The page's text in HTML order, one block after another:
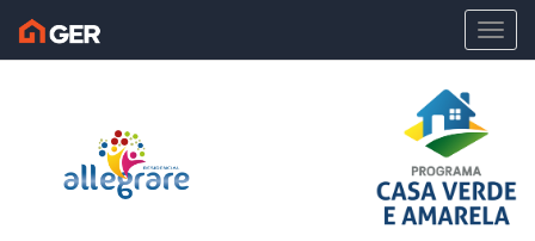
T
o
n
a